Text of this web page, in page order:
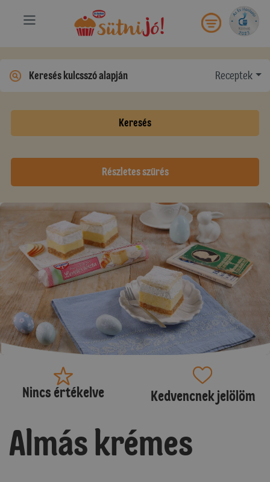
Receptek
Keresés
Részletes szűrés
Nincs értékelve Kedvencnek jelölöm
Almás krémes